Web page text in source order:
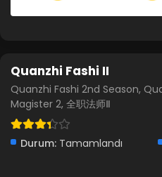
Quanzhi Fashi II
Quanzhi Fashi 2nd Season,
Magister 2, 全职法师Ⅱ
Durum: Tamamlandı